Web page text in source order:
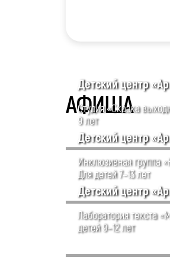
АФИША
Детский центр
Студия «Сказка
9 лет
Детский центр
Инклюзивная группа
Для детей 7–13 лет
Детский центр
Лаборатория текста
детей 9–12 лет